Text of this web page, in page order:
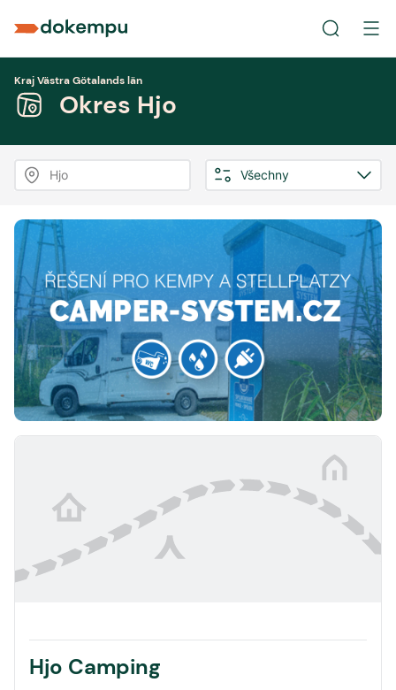
Kraj Västra Götalands län
Okres Hjo
Hjo Všechny
Hjo Camping